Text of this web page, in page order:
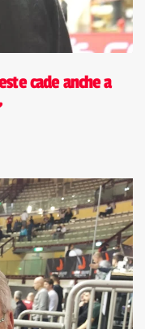
cade anche a